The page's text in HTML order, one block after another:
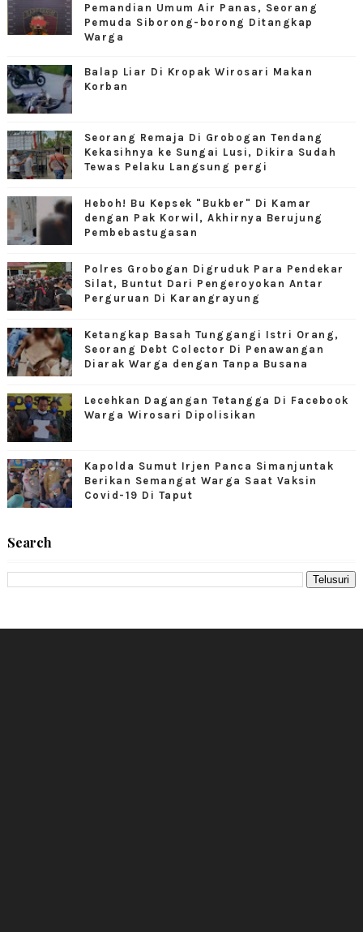
Pemandian Umum Air Panas, Seorang
Pemuda Siborong-borong Ditangkap
Warga
Balap Liar Di Kropak Wirosari Makan
Korban
Seorang Remaja Di Grobogan Tendang
Kekasihnya ke Sungai Lusi, Dikira Sudah
Tewas Pelaku Langsung pergi
Heboh! Bu Kepsek "Bukber" Di Kamar
dengan Pak Korwil, Akhirnya Berujung
Pembebastugasan
Polres Grobogan Digruduk Para Pendekar
Silat, Buntut Dari Pengeroyokan Antar
Perguruan Di Karangrayung
Ketangkap Basah Tunggangi Istri Orang,
Seorang Debt Colector Di Penawangan
Diarak Warga dengan Tanpa Busana
Lecehkan Dagangan Tetangga Di Facebook
Warga Wirosari Dipolisikan
Kapolda Sumut Irjen Panca Simanjuntak
Berikan Semangat Warga Saat Vaksin
Covid-19 Di Taput
Search